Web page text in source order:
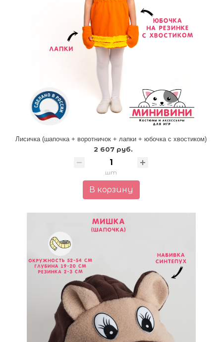
Лисичка (шапочка + воротничок + лапки + юбочка с хвостиком)
2 607 руб.
шт
В корзину